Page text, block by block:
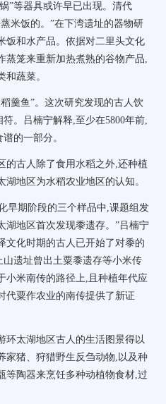
”等器具或许早已出现。清代
米饭的。”在下湾遗址的器物研
饭和水产品。依据对二里头文化
蒸笼来重新加热煮熟的谷物产品,
和蔬菜。
羹鱼”。这次研究发现的古人饮
。吕楠宁解释,至少在5800年前,
的一部分。
的古人除了食用水稻之外,还种植
地区为水稻农业地区的认知。
早期阶段的三个样品中,课题组发
湖地区首次发现黍遗存。”吕楠宁
文化时期的古人已开始了对黍的
遗址曾出土粟黍遗存等小米传
小米南传的路径上,且种植年代应
代粟作农业的南传提供了新证
环太湖地区古人的生活图景得以
家猪、狩猎野生反刍动物,以及种
等陶器来烹饪多种动植物食材,过